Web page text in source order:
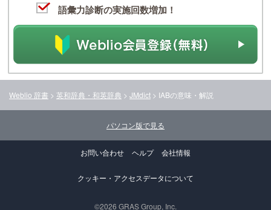
語彙力診断の実施回数増加！
Weblio 辞書 > 英和辞典・和英辞典 > JMdict > IABの意味・解説
パソコン版で見る
お問い合わせ ヘルプ 会社情報
クッキー・アクセスデータについて
©2026 GRAS Group, Inc.